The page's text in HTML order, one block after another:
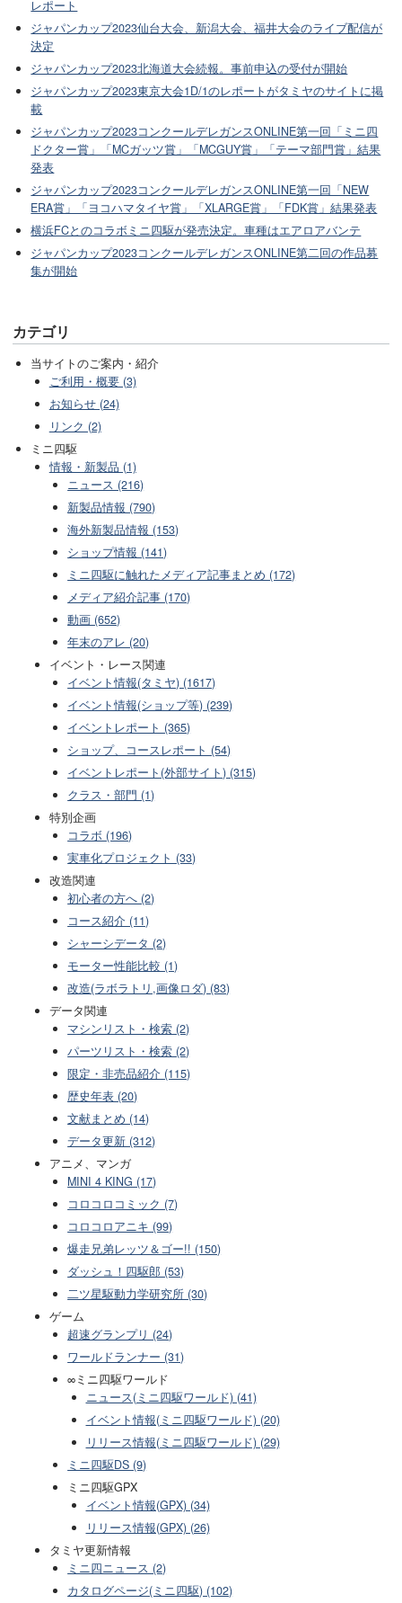
レポート
ジャパンカップ2023仙台大会、新潟大会、福井大会のライブ配信が
決定
ジャパンカップ2023北海道大会続報。事前申込の受付が開始
ジャパンカップ2023東京大会1D/1のレポートがタミヤのサイトに掲
載
ジャパンカップ2023コンクールデレガンスONLINE第一回「ミニ四
ドクター賞」「MCガッツ賞」「MCGUY賞」「テーマ部門賞」結果
発表
ジャパンカップ2023コンクールデレガンスONLINE第一回「NEW
ERA賞」「ヨコハマタイヤ賞」「XLARGE賞」「FDK賞」結果発表
横浜FCとのコラボミニ四駆が発売決定。車種はエアロアバンテ
ジャパンカップ2023コンクールデレガンスONLINE第二回の作品募
集が開始
カテゴリ
当サイトのご案内・紹介
ご利用・概要 (3)
お知らせ (24)
リンク (2)
ミニ四駆
情報・新製品 (1)
ニュース (216)
新製品情報 (790)
海外新製品情報 (153)
ショップ情報 (141)
ミニ四駆に触れたメディア記事まとめ (172)
メディア紹介記事 (170)
動画 (652)
年末のアレ (20)
イベント・レース関連
イベント情報(タミヤ) (1617)
イベント情報(ショップ等) (239)
イベントレポート (365)
ショップ、コースレポート (54)
イベントレポート(外部サイト) (315)
クラス・部門 (1)
特別企画
コラボ (196)
実車化プロジェクト (33)
改造関連
初心者の方へ (2)
コース紹介 (11)
シャーシデータ (2)
モーター性能比較 (1)
改造(ラボラトリ,画像ロダ) (83)
データ関連
マシンリスト・検索 (2)
パーツリスト・検索 (2)
限定・非売品紹介 (115)
歴史年表 (20)
文献まとめ (14)
データ更新 (312)
アニメ、マンガ
MINI 4 KING (17)
コロコロコミック (7)
コロコロアニキ (99)
爆走兄弟レッツ＆ゴー!! (150)
ダッシュ！四駆郎 (53)
二ツ星駆動力学研究所 (30)
ゲーム
超速グランプリ (24)
ワールドランナー (31)
∞ミニ四駆ワールド
ニュース(ミニ四駆ワールド) (41)
イベント情報(ミニ四駆ワールド) (20)
リリース情報(ミニ四駆ワールド) (29)
ミニ四駆DS (9)
ミニ四駆GPX
イベント情報(GPX) (34)
リリース情報(GPX) (26)
タミヤ更新情報
ミニ四ニュース (2)
カタログページ(ミニ四駆) (102)